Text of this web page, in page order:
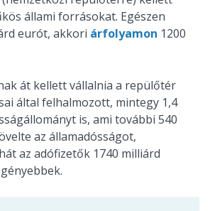
állami forrásokat. Egészen
eurót, akkori árfolyamon 1200
át kellett vállalnia a repülőtér
által felhalmozott, mintegy 1,4
is, ami további 540
az államadósságot,
az adófizetők 1740 milliárd